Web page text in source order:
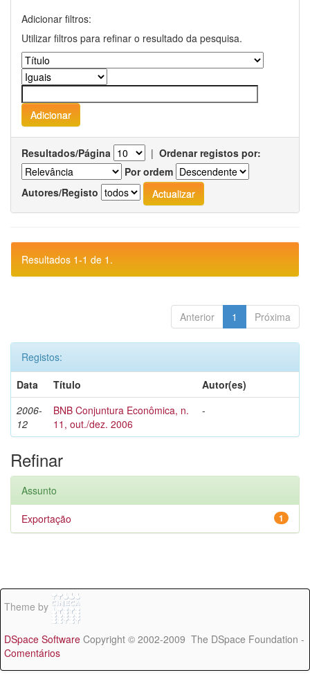
Adicionar filtros:
Utilizar filtros para refinar o resultado da pesquisa.
Resultados/Página | Ordenar registos por:
Por ordem
Autores/Registo
Resultados 1-1 de 1.
Anterior 1 Próxima
Registos:
Data
Título
Autor(es)
2006-
12
BNB Conjuntura Econômica, n.
11, out./dez. 2006
-
Refinar
Assunto
1
Exportação
Theme by
DSpace Software Copyright © 2002-2009 The DSpace Foundation -
Comentários